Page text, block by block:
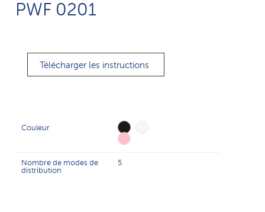
PWF 0201
Télécharger les instructions
Couleur
Nombre de modes de
distribution
5